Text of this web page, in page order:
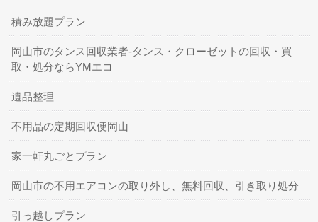
積み放題プラン
岡山市のタンス回収業者-タンス・クローゼットの回収・買
取・処分ならYMエコ
遺品整理
不用品の定期回収便岡山
家一軒丸ごとプラン
岡山市の不用エアコンの取り外し、無料回収、引き取り処分
引っ越しプラン